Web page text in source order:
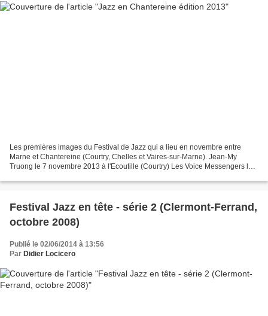
Les premières images du Festival de Jazz qui a lieu en novembre entre
Marne et Chantereine (Courtry, Chelles et Vaires-sur-Marne). Jean-My
Truong le 7 novembre 2013 à l'Ecoutille (Courtry) Les Voice Messengers le 8
Festival Jazz en tête - série 2 (Clermont-Ferrand,
octobre 2008)
Publié le 02/06/2014 à 13:56
Par Didier Locicero